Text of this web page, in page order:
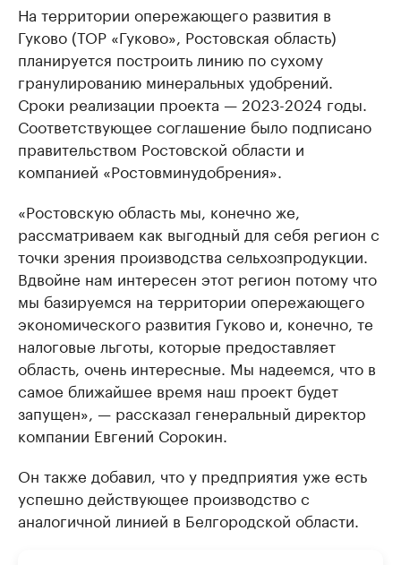
На территории опережающего развития в
Гуково (ТОР «Гуково», Ростовская область)
планируется построить линию по сухому
гранулированию минеральных удобрений.
Сроки реализации проекта — 2023-2024 годы.
Соответствующее соглашение было подписано
правительством Ростовской области и
компанией «Ростовминудобрения».
«Ростовскую область мы, конечно же,
рассматриваем как выгодный для себя регион с
точки зрения производства сельхозпродукции.
Вдвойне нам интересен этот регион потому что
мы базируемся на территории опережающего
экономического развития Гуково и, конечно, те
налоговые льготы, которые предоставляет
область, очень интересные. Мы надеемся, что в
самое ближайшее время наш проект будет
запущен», — рассказал генеральный директор
компании Евгений Сорокин.
Он также добавил, что у предприятия уже есть
успешно действующее производство с
аналогичной линией в Белгородской области.